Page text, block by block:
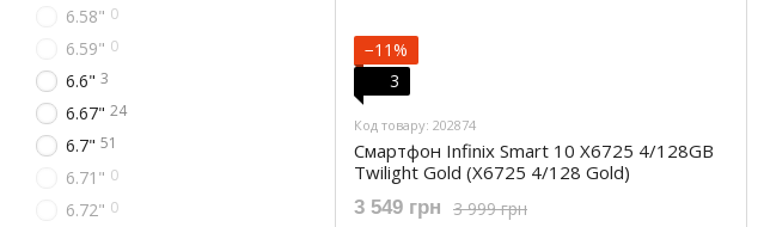
−11%
3
Код товару: 202874
Смартфон Infinix Smart 10 X6725 4/128GB
Twilight Gold (X6725 4/128 Gold)
3 999 грн
3 549 грн
6.58" 0
6.59" 0
6.6" 3
6.67" 24
6.7" 51
6.71" 0
6.72" 0